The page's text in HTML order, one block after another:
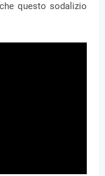
questo sodalizio